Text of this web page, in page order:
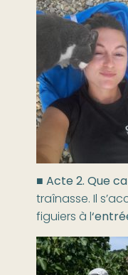
■Acte 2. Que
traînasse. Il
figuiers à l